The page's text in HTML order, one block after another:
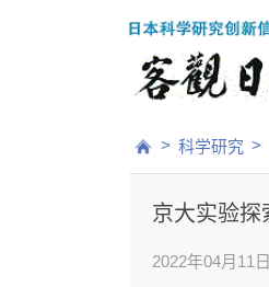
> 科学研究 >
京大实验探
2022年04月11日